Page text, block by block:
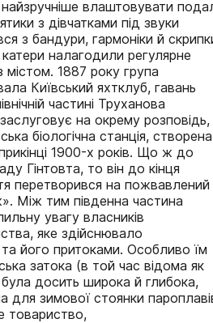
влаштовувати
з дівчатками під звуки
з бандури, гармоніки й
налагодили регулярне
1887 року група
Київський яхтклуб, гавань
частині Труханова
на окрему розповідь,
біологічна станція, створена
1900-х років. Що ж до
Гінтовта, то він до кінця
перетворився на пожвавлений
Між тим південна частина
увагу власників
яке здійснювало
його притоками. Особливо їм
затока (в той час відома як
досить широка й глибока,
для зимової стоянки
товариство,